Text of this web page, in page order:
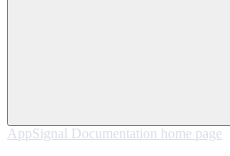
AppSignal Documentation home page